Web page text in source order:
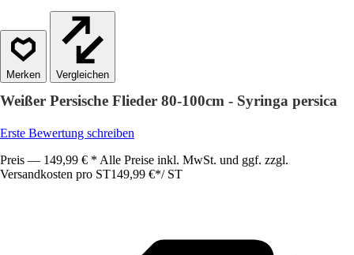
Vergleichen
Weißer Persische Flieder 80-100cm - Syringa persica
Erste Bewertung schreiben
Preis — 149,99 € * Alle Preise inkl. MwSt. und ggf. zzgl.
Versandkosten pro ST149,99 €*/ ST